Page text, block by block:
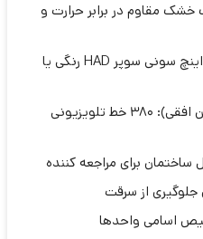
مقاوم در برابر حرارت و
دارای سنسور CCD به اندازه 1.3 اینچ سونی سوپر HAD رنگی یا
قابلیت جداسازی تصویر (رزولوشن افقی): 380 خط تلویزیونی
برای مراجعه کننده
از سرقت
اسامی واحدها